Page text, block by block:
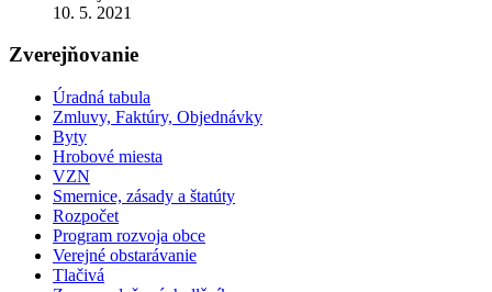
10. 5. 2021
Zverejňovanie
Úradná tabula
Zmluvy, Faktúry, Objednávky
Byty
Hrobové miesta
VZN
Smernice, zásady a štatúty
Rozpočet
Program rozvoja obce
Verejné obstarávanie
Tlačivá